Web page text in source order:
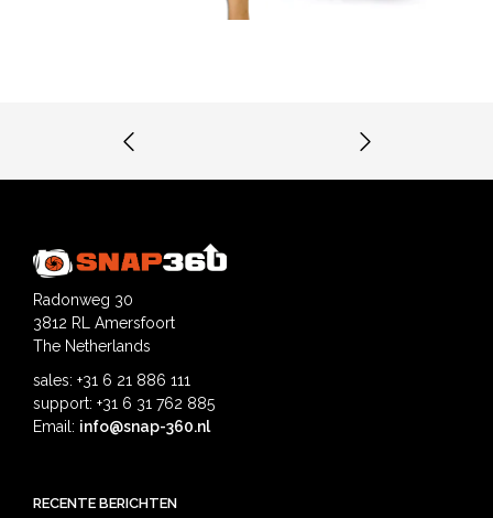
Radonweg 30
3812 RL Amersfoort
The Netherlands
sales: +31 6 21 886 111
support: +31 6 31 762 885
Email: info@snap-360.nl
RECENTE BERICHTEN